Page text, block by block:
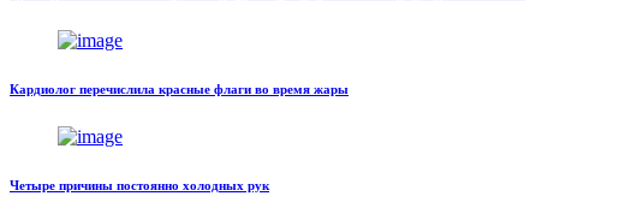
Кардиолог перечислила красные флаги во время жары
Четыре причины постоянно холодных рук